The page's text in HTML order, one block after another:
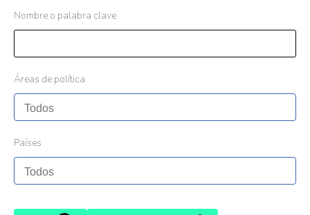
Nombre o palabra clave
Áreas de política
Países